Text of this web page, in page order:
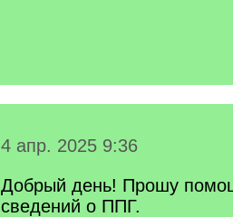
4 апр. 2025 9:36
Добрый день! Прошу
сведений о ППГ.